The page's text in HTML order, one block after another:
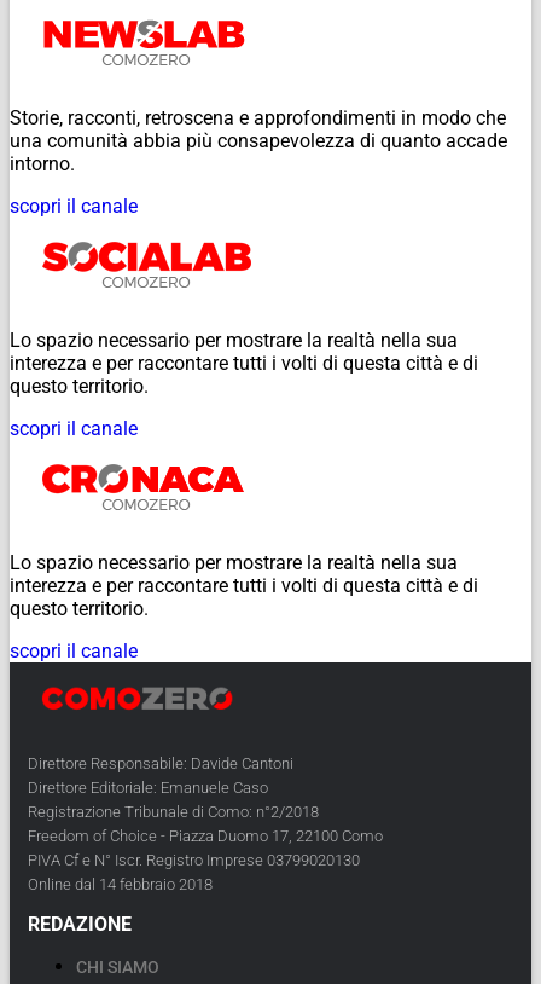
Storie, racconti, retroscena e approfondimenti in modo che
una comunità abbia più consapevolezza di quanto accade
intorno.
scopri il canale
Lo spazio necessario per mostrare la realtà nella sua
interezza e per raccontare tutti i volti di questa città e di
questo territorio.
scopri il canale
Lo spazio necessario per mostrare la realtà nella sua
interezza e per raccontare tutti i volti di questa città e di
questo territorio.
scopri il canale
Direttore Responsabile: Davide Cantoni
Direttore Editoriale: Emanuele Caso
Registrazione Tribunale di Como: n°2/2018
Freedom of Choice - Piazza Duomo 17, 22100 Como
PIVA Cf e N° Iscr. Registro Imprese 03799020130
Online dal 14 febbraio 2018
REDAZIONE
CHI SIAMO